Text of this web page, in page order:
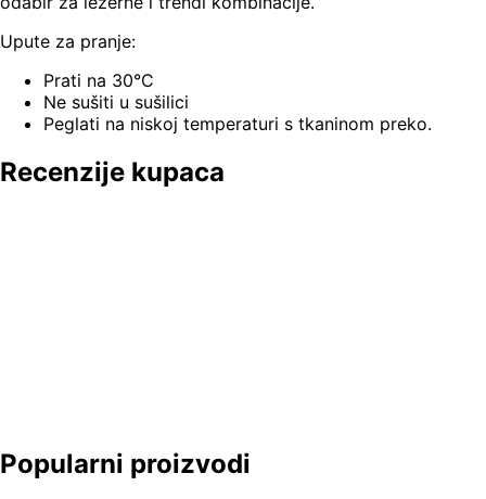
Upute za pranje:
Prati na 30°C
Ne sušiti u sušilici
Peglati na niskoj temperaturi s tkaninom preko.
Recenzije kupaca
Popularni proizvodi